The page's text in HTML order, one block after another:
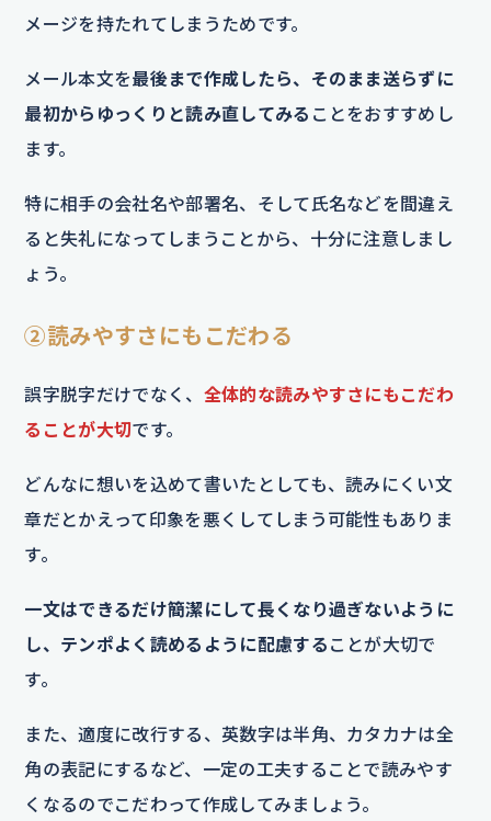
メージを持たれてしまうためです。
メール本文を最後まで作成したら、そのまま送らずに
最初からゆっくりと読み直してみる ことをおすすめし
ます。
特に相手の会社名や部署名、そして氏名などを間違え
ると失礼になってしまうことから、十分に注意しまし
ょう。
②読みやすさにもこだわる
誤字脱字だけでなく、 全体的な読みやすさにもこだわ
ることが大切です。
どんなに想いを込めて書いたとしても、読みにくい文
章だとかえって印象を悪くしてしまう可能性もありま
す。
一文はできるだけ簡潔にして長くなり過ぎないように
し、テンポよく読めるように配慮する ことが大切で
す。
また、適度に改行する、英数字は半角、カタカナは全
角の表記にするなど、一定の工夫することで読みやす
くなるのでこだわって作成してみましょう。